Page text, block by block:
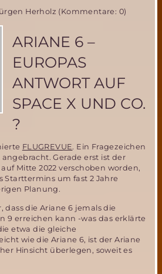
Herholz (Kommentare: 0)
ARIANE 6 –
EUROPAS
ANTWORT AUF
SPACE X UND CO.
?
FLUGREVUE. Ein Fragezeichen
Gerade erst ist der
Mitte 2022 verschoben worden,
Starttermins um fast 2 Jahre
Planung.
dass die Ariane 6 jemals die
9 erreichen kann -was das erklärte
etwa die gleiche
wie die Ariane 6, ist der Ariane
Hinsicht überlegen, soweit es